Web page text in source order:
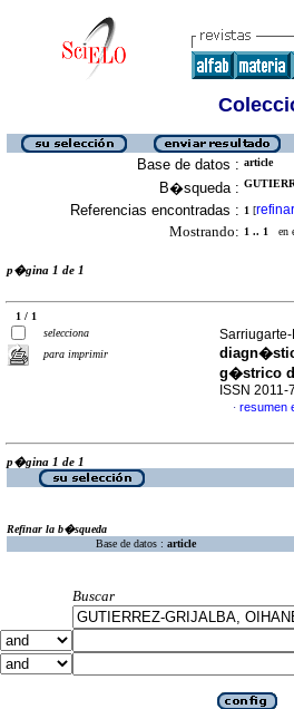
Base de datos : article
B�squeda :
Referencias encontradas : 1 [refinar
Mostrando: 1 .. 1 en
p�gina 1 de 1
1 / 1
selecciona
para imprimir
g�strico
ISSN 2011-
· resumen
p�gina 1 de 1
Refinar la b�squeda
Base de datos : article
Buscar